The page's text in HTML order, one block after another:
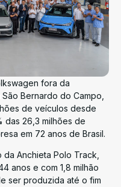
fora da
Bernardo do Campo,
de veículos desde
das 26,3 milhões de
em 72 anos de Brasil.
Anchieta Polo Track,
anos e com 1,8 milhão
ser produzida até o fim